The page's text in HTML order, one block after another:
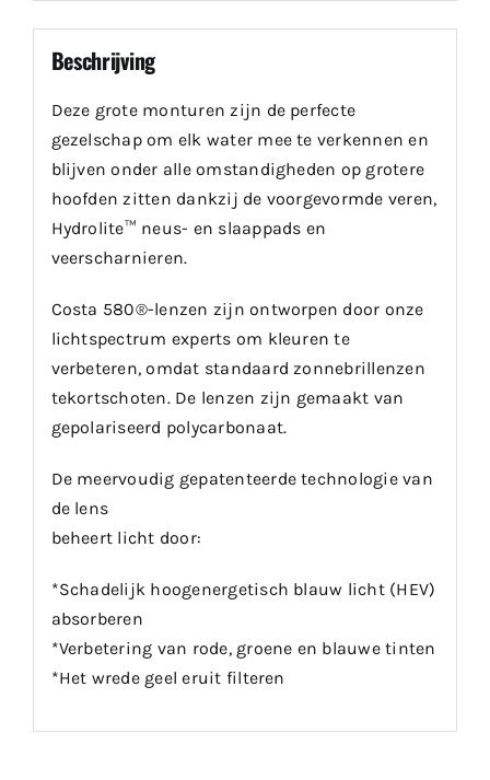
Beschrijving
Deze grote monturen zijn de perfecte
gezelschap om elk water mee te verkennen en
blijven onder alle omstandigheden op grotere
hoofden zitten dankzij de voorgevormde veren,
Hydrolite™ neus- en slaappads en
veerscharnieren.
Costa 580®-lenzen zijn ontworpen door onze
lichtspectrum experts om kleuren te
verbeteren, omdat standaard zonnebrillenzen
tekortschoten. De lenzen zijn gemaakt van
gepolariseerd polycarbonaat.
De meervoudig gepatenteerde technologie van
de lens
beheert licht door:
*Schadelijk hoogenergetisch blauw licht (HEV)
absorberen
*Verbetering van rode, groene en blauwe tinten
*Het wrede geel eruit filteren